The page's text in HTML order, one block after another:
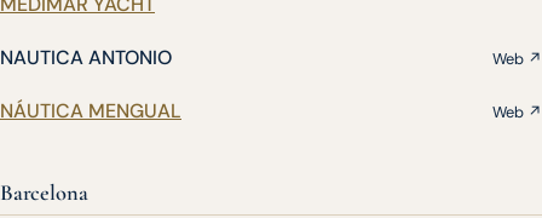
NAUTICA ANTONIO Web ↗
NÁUTICA MENGUAL Web ↗
Barcelona